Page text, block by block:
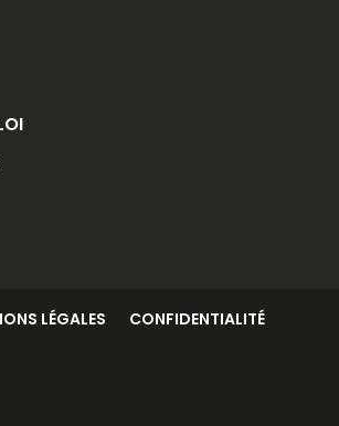
LÉGALES CONFIDENTIALITÉ